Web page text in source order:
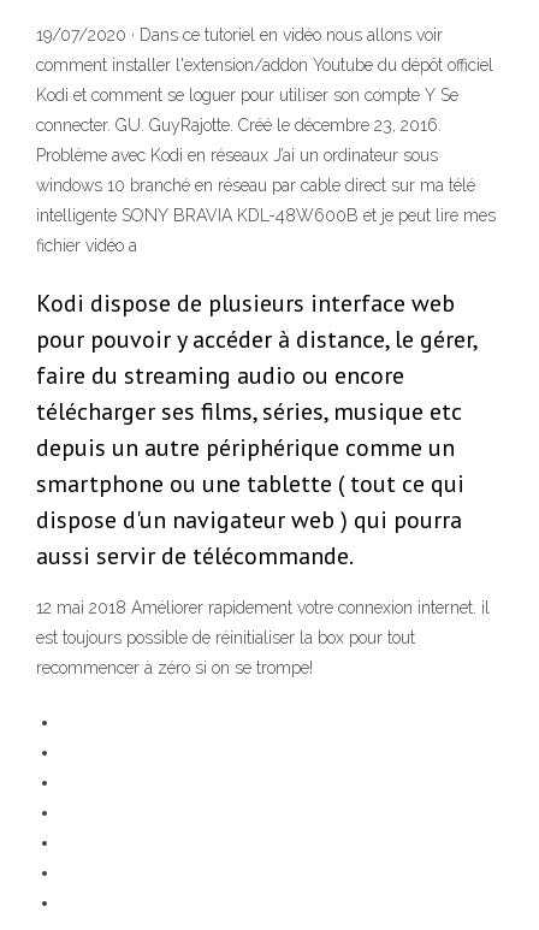
19/07/2020 · Dans ce tutoriel en vidéo nous allons voir
comment installer l'extension/addon Youtube du dépôt officiel
Kodi et comment se loguer pour utiliser son compte Y Se
connecter. GU. GuyRajotte. Créé le décembre 23, 2016.
Problème avec Kodi en réseaux J’ai un ordinateur sous
windows 10 branché en réseau par cable direct sur ma télé
intelligente SONY BRAVIA KDL-48W600B et je peut lire mes
fichier vidéo a
Kodi dispose de plusieurs interface web
pour pouvoir y accéder à distance, le gérer,
faire du streaming audio ou encore
télécharger ses films, séries, musique etc
depuis un autre périphérique comme un
smartphone ou une tablette ( tout ce qui
dispose d'un navigateur web ) qui pourra
aussi servir de télécommande.
12 mai 2018 Améliorer rapidement votre connexion internet. il
est toujours possible de réinitialiser la box pour tout
recommencer à zéro si on se trompe!